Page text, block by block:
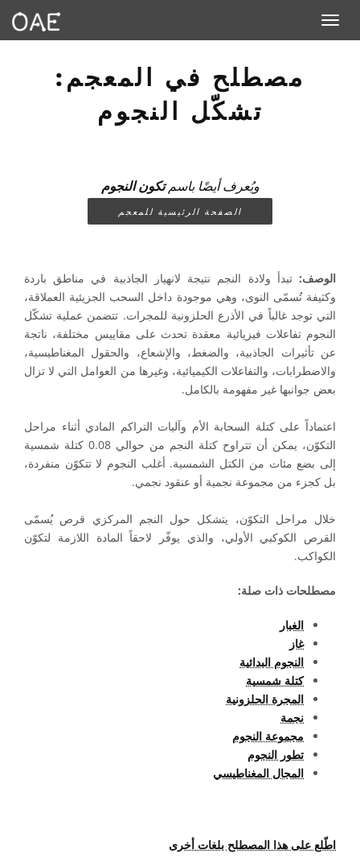
Toggle navigation
مصطلح في المعجم:
تشكّل النجوم
ويُعرف أيضًا باسمتكون النجوم
الصفحة الرئيسية للمعجم
الوصف: تبدأ ولادة النجم نتيجة لانهيار الجاذبية في مناطق باردة
وكثيفة تُسمّى النوى، وهي موجودة داخل السحب الجزيئية العملاقة،
التي توجد غالباً في الأذرع الحلزونية للمجرات. تتضمن عملية تشكّل
النجوم تفاعلات فيزيائية معقدة تحدث على مقاييس مختلفة، ناتجة
عن تأثيرات الجاذبية، والضغط، والإشعاع، والحقول المغناطيسية،
والاضطرابات، والتفاعلات الكيميائية، وغيرها من العوامل التي لا تزال
بعض جوانبها غير مفهومة بالكامل.
اعتماداً على كتلة السحابة الأم وآليات التراكم المادي أثناء مراحل
التكوّن، يمكن أن تتراوح كتلة النجم من حوالي 0.08 كتلة شمسية
إلى بضع مئات من الكتل الشمسية. أغلب النجوم لا تتكوّن منفردة،
بل كجزء من مجموعة نجمية أو عنقود نجمي.
خلال مراحل التكوّن، يتشكل حول النجم المركزي قرص يُسمّى
القرص الكوكبي الأولي، والذي يوفّر لاحقاً المادة اللازمة لتكوّن
الكواكب.
مصطلحات ذات صلة:
الغبار
غاز
النجوم البدائية
كتلة شمسية
المجرة الحلزونية
نجمة
مجموعة النجوم
تطور النجوم
المجال المغناطيسي
اطّلع على هذا المصطلح بلغات أخرى